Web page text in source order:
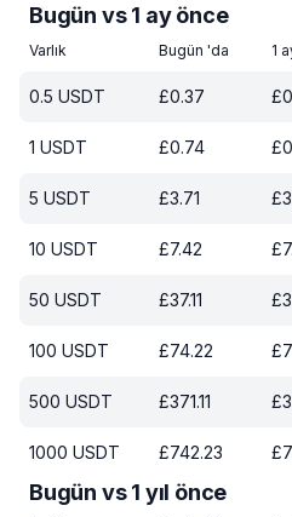
Bugün vs 1 ay önce
Varlık Bugün 'da 1
0.5 USDT £0.37 £
1 USDT £0.74 £
5 USDT £3.71 £
10 USDT £7.42 £
50 USDT £37.11 £
100 USDT £74.22 £
500 USDT £371.11 £
1000 USDT £742.23 £
Bugün vs 1 yıl önce